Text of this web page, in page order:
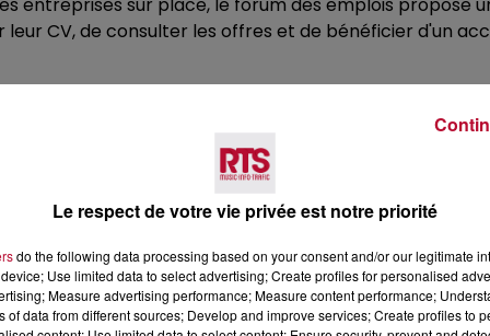
CV, de consulter les offres et de bénéficier d'un
des démonstrations de l'application Job Me, conçue
Delacoux, Directeur de la radio régionale RTS, se
de motivation et de fidélisation des salariés ?".
d'Agde et président de l'agglomération Hérault
créateur de l'application Job Me, Anne Patruno
Le respect de votre vie privée est notre priorité
do the following data processing based on your consent and/or our legitimate
Use limited data to select advertising; Create profiles for personalised
Measure advertising performance; Measure content performance;
of data from different sources; Develop and improve services; Create profiles to